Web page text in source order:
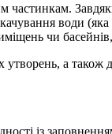
води
чи
а також
із